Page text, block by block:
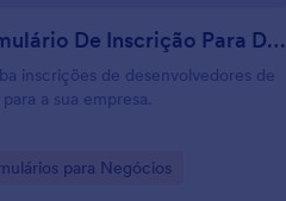
Formulário De Inscrição Para Desenvolvimento De Jogos
inscrições de desenvolvedores de
a sua empresa.
Category:para Negócios